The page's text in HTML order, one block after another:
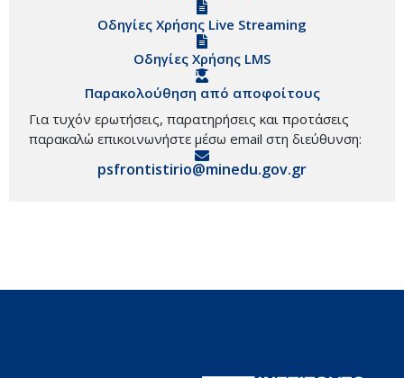
Οδηγίες Χρήσης Live Streaming
Οδηγίες Χρήσης LMS
Παρακολούθηση από αποφοίτους
Για τυχόν ερωτήσεις, παρατηρήσεις και προτάσεις
παρακαλώ επικοινωνήστε μέσω email στη διεύθυνση:
psfrontistirio@minedu.gov.gr